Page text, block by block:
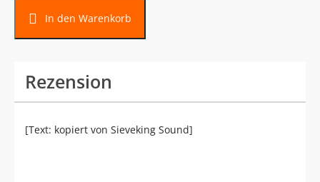
In den Warenkorb
Rezension
[Text: kopiert von Sieveking Sound]